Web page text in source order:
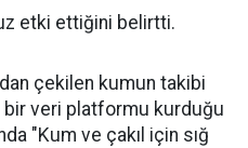
etki ettiğini belirtti.
çekilen kumun takibi
bir veri platformu kurduğu
"Kum ve çakıl için sığ